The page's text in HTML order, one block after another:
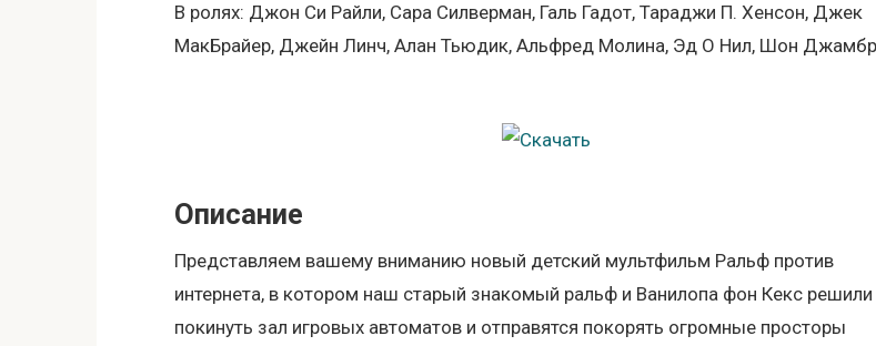
В ролях: Джон Си Райли, Сара Силверман, Галь Гадот, Тараджи П. Хенсон, Джек
МакБрайер, Джейн Линч, Алан Тьюдик, Альфред Молина, Эд О Нил, Шон
Описание
Представляем вашему вниманию новый детский мультфильм Ральф против
интернета, в котором наш старый знакомый ральф и Ванилопа фон Кекс решили
покинуть зал игровых автоматов и отправятся покорять огромные просторы